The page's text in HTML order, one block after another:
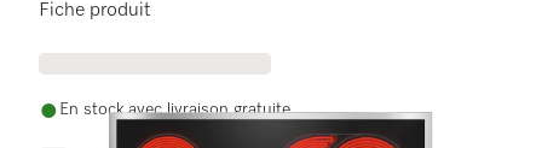
Fiche produit
En stock avec livraison gratuite